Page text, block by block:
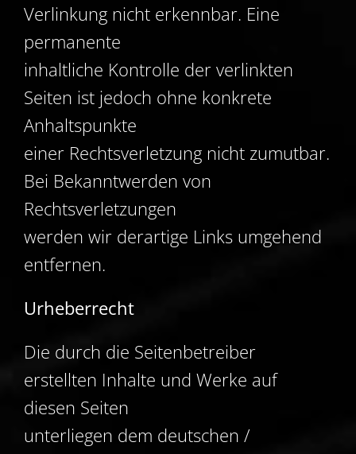
Verlinkung nicht erkennbar. Eine
permanente
inhaltliche Kontrolle der verlinkten
Seiten ist jedoch ohne konkrete
Anhaltspunkte
einer Rechtsverletzung nicht zumutbar.
Bei Bekanntwerden von
Rechtsverletzungen
werden wir derartige Links umgehend
entfernen.
Urheberrecht
Die durch die Seitenbetreiber
erstellten Inhalte und Werke auf
diesen Seiten
unterliegen dem deutschen /